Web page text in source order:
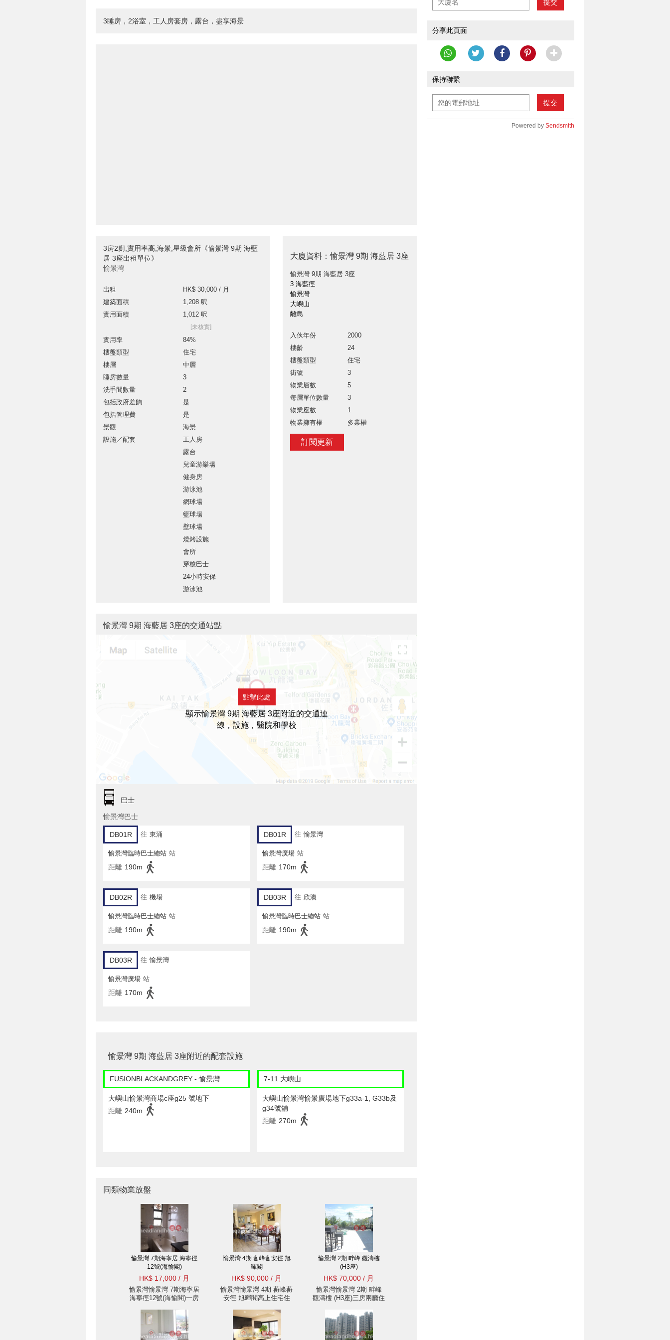
3睡房，2浴室，工人房套房，露台，盡享海景
3房2廁,實用率高,海景,星級會所《愉景灣 9期 海藍
居 3座出租單位》
愉景灣
出租
HK$ 30,000 / 月
建築面積
1,208 呎
實用面積
1,012 呎
[未核實]
實用率
84%
樓盤類型
住宅
樓層
中層
睡房數量
3
洗手間數量
2
包括政府差餉
是
包括管理費
是
景觀
海景
設施／配套
工人房
露台
兒童游樂場
健身房
游泳池
網球場
籃球場
壁球場
燒烤設施
會所
穿梭巴士
24小時安保
游泳池
大廈資料：愉景灣 9期 海藍居 3座
愉景灣 9期 海藍居 3座
3 海藍徑
愉景灣
大嶼山
離島
入伙年份
2000
樓齡
24
樓盤類型
住宅
街號
3
物業層數
5
每層單位數量
3
物業座數
1
物業擁有權
多業權
訂閱更新
提交
分享此頁面
保持聯繫
提交
Powered by Sendsmith
愉景灣 9期 海藍居 3座的交通站點
點擊此處
顯示愉景灣 9期 海藍居 3座附近的交通連
線，設施，醫院和學校
巴士
愉景灣巴士
DB01R 往 東涌
愉景灣臨時巴士總站 站
距離 190m
DB01R 往 愉景灣
愉景灣廣場 站
距離 170m
DB02R 往 機場
愉景灣臨時巴士總站 站
距離 190m
DB03R 往 欣澳
愉景灣臨時巴士總站 站
距離 190m
DB03R 往 愉景灣
愉景灣廣場 站
距離 170m
愉景灣 9期 海藍居 3座附近的配套設施
FUSIONBLACKANDGREY - 愉景灣
大嶼山愉景灣商場c座g25 號地下
距離 240m
7-11 大嶼山
大嶼山愉景灣愉景廣場地下g33a-1, G33b及
g34號舖
距離 270m
同類物業放盤
愉景灣 7期海寧居 海寧徑
12號(海愉閣)
HK$ 17,000 / 月
愉景灣愉景灣 7期海寧居
海寧徑12號(海愉閣)一房
愉景灣 4期 蘅峰蘅安徑 旭
暉閣
HK$ 90,000 / 月
愉景灣愉景灣 4期 蘅峰蘅
安徑 旭暉閣高上住宅住
愉景灣 2期 畔峰 觀濤樓
(H3座)
HK$ 70,000 / 月
愉景灣愉景灣 2期 畔峰
觀濤樓 (H3座)三房兩廳住